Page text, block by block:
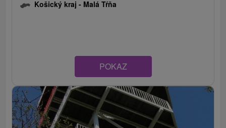
Košický kraj - Malá Tŕňa
POKAZ